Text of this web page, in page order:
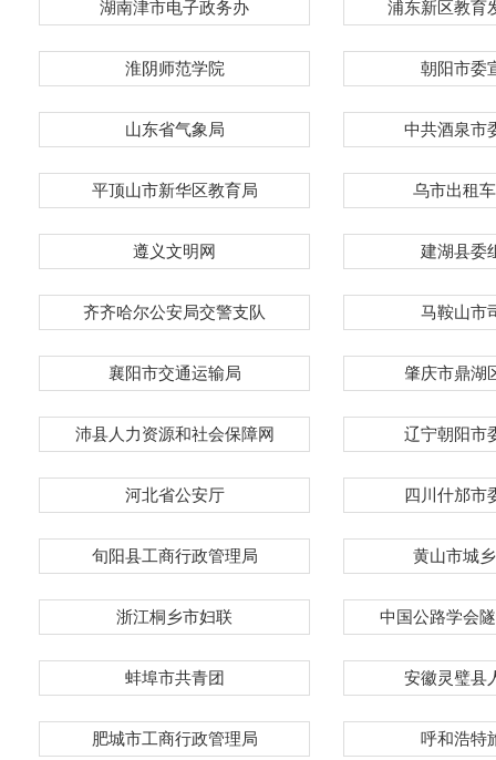
湖南津市电子政务办 浦东新区教育
淮阴师范学院 朝阳市委
山东省气象局 中共酒泉市
平顶山市新华区教育局 乌市出租
遵义文明网 建湖县委
齐齐哈尔公安局交警支队 马鞍山市
襄阳市交通运输局 肇庆市鼎湖
沛县人力资源和社会保障网 辽宁朝阳市
河北省公安厅 四川什邡市
旬阳县工商行政管理局 黄山市城
浙江桐乡市妇联 中国公路学会
蚌埠市共青团 安徽灵璧县
肥城市工商行政管理局 呼和浩特